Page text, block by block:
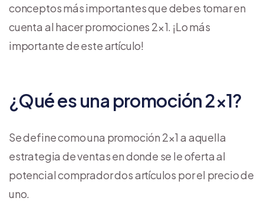
conceptos más importantes que debes tomar en
cuenta al hacer promociones 2×1. ¡Lo más
importante de este artículo!
¿Qué es una promoción 2×1?
Se define como una promoción 2×1 a aquella
estrategia de ventas en donde se le oferta al
potencial comprador dos artículos por el precio de
uno.